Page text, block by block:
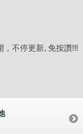
不停更新, 免按讚!!!